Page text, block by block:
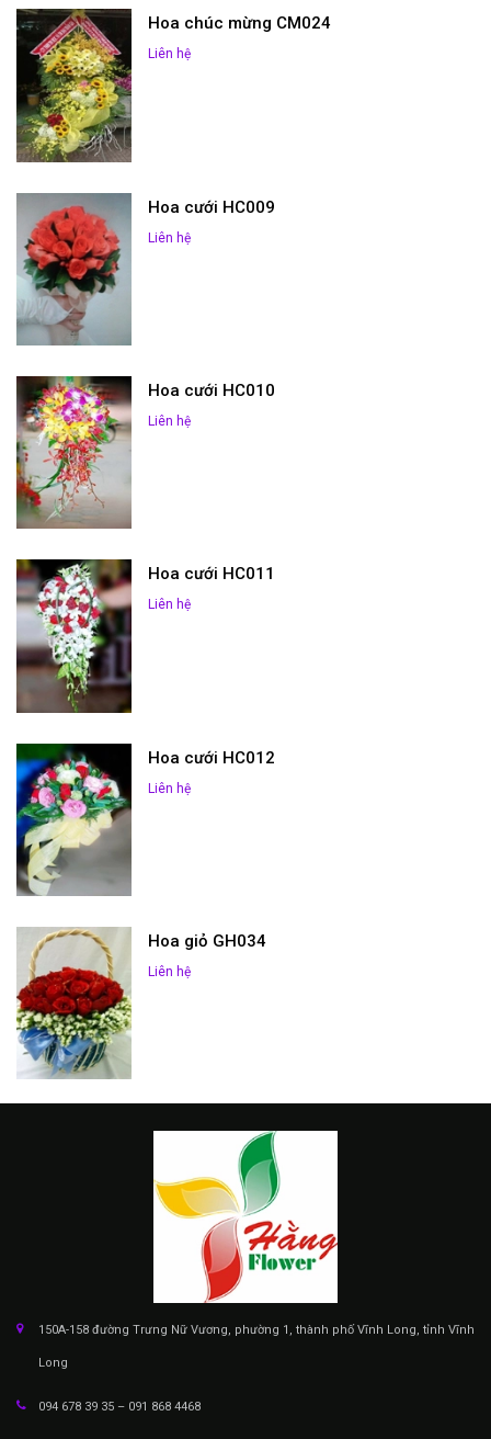
Hoa chúc mừng CM024
Liên hệ
Hoa cưới HC009
Liên hệ
Hoa cưới HC010
Liên hệ
Hoa cưới HC011
Liên hệ
Hoa cưới HC012
Liên hệ
Hoa giỏ GH034
Liên hệ
150A-158 đường Trưng Nữ Vương, phường 1, thành phố Vĩnh Long, tỉnh Vĩnh
Long
094 678 39 35 – 091 868 4468